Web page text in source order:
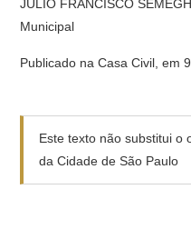
JULIO FRANCISCO
Municipal
Publicado na Casa Civil, em
Este texto não substitui o
da Cidade de São Paulo